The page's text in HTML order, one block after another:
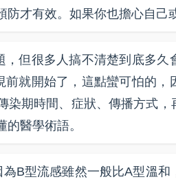
才有效。如果你也擔心自己
但很多人搞不清楚到底多
就開始了，這點蠻可怕的
染期時間、症狀、傳播方式
醫學術語。
B型流感雖然一般比A型溫